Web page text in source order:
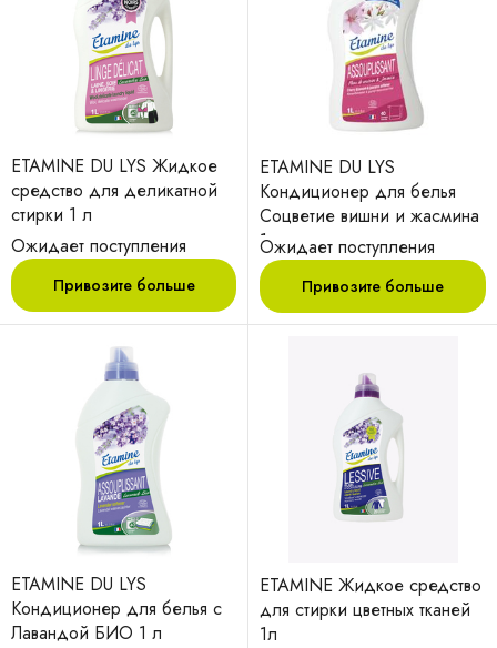
ETAMINE DU LYS Жидкое
средство для деликатной
стирки 1 л
Ожидает поступления
Привозите больше
ETAMINE DU LYS
Кондиционер для белья
Соцветие вишни и жасмина
1 л
Ожидает поступления
Привозите больше
ETAMINE DU LYS
Кондиционер для белья с
Лавандой БИО 1 л
ETAMINE Жидкое средство
для стирки цветных тканей
1л